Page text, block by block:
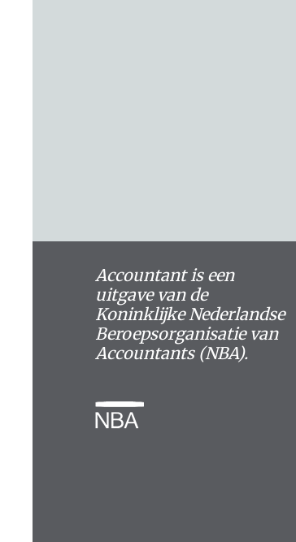
Accountant is een
uitgave van de
Koninklijke Nederlandse
Beroepsorganisatie van
Accountants (NBA).